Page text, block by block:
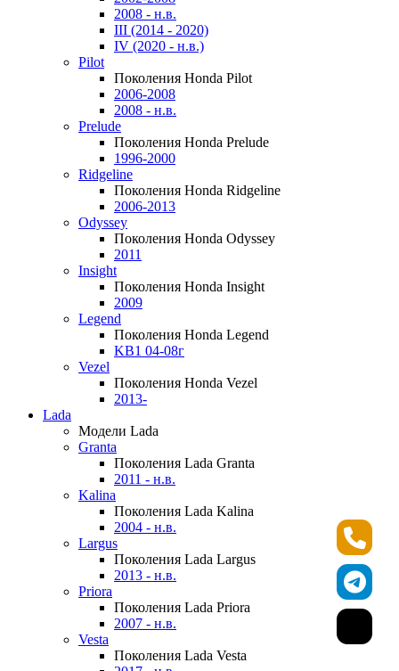
2008 - н.в.
III (2014 - 2020)
IV (2020 - н.в.)
Pilot
Поколения Honda Pilot
2006-2008
2008 - н.в.
Prelude
Поколения Honda Prelude
1996-2000
Ridgeline
Поколения Honda Ridgeline
2006-2013
Odyssey
Поколения Honda Odyssey
2011
Insight
Поколения Honda Insight
2009
Legend
Поколения Honda Legend
KB1 04-08г
Vezel
Поколения Honda Vezel
2013-
Lada
Модели Lada
Granta
Поколения Lada Granta
2011 - н.в.
Kalina
Поколения Lada Kalina
2004 - н.в.
Largus
Поколения Lada Largus
2013 - н.в.
Priora
Поколения Lada Priora
2007 - н.в.
Vesta
Поколения Lada Vesta